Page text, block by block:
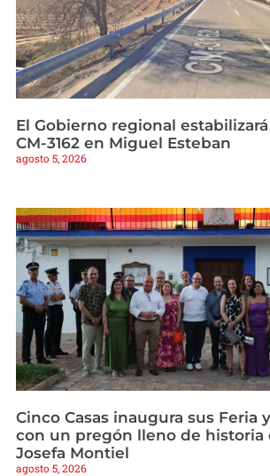
El Gobierno regional
CM-3162 en Miguel Esteban
agosto 5, 2026
Cinco Casas inaugura sus Feria
con un pregón lleno de historia
Josefa Montiel
agosto 5, 2026